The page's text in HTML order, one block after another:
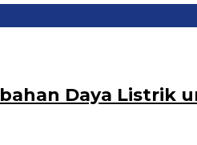
Daya Listrik